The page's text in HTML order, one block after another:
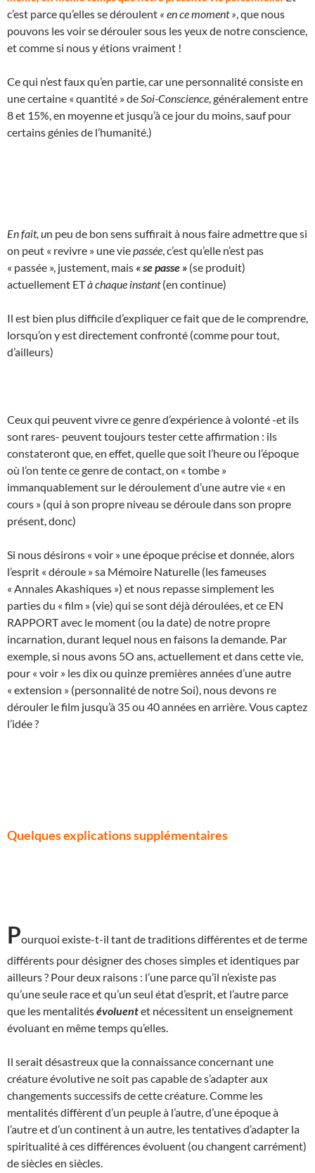
c’est parce qu’elles se déroulent « en ce moment » , que nous
pouvons les voir se dérouler sous les yeux de notre conscience,
et comme si nous y étions vraiment !
Ce qui n’est faux qu’en partie, car une personnalité consiste en
une certaine « quantité » de Soi-Conscience , généralement entre
8 et 15%, en moyenne et jusqu’à ce jour du moins, sauf pour
certains génies de l’humanité.)
En fait, un peu de bon sens suffirait à nous faire admettre que si
on peut « revivre » une viepassée , c’est qu’elle n’est pas
« passée », justement, mais « se passe » (se produit)
actuellement ETà chaque instant(en continue)
Il est bien plus difficile d’expliquer ce fait que de le comprendre,
lorsqu’on y est directement confronté (comme pour tout,
d’ailleurs)
Ceux qui peuvent vivre ce genre d’expérience à volonté -et ils
sont rares- peuvent toujours tester cette affirmation : ils
constateront que, en effet, quelle que soit l’heure ou l’époque
où l’on tente ce genre de contact, on « tombe »
immanquablement sur le déroulement d’une autre vie « en
cours » (qui à son propre niveau se déroule dans son propre
présent, donc)
Si nous désirons « voir » une époque précise et donnée, alors
l’esprit « déroule » sa Mémoire Naturelle (les fameuses
« Annales Akashiques ») et nous repasse simplement les
parties du « film » (vie) qui se sont déjà déroulées, et ce EN
RAPPORT avec le moment (ou la date) de notre propre
incarnation, durant lequel nous en faisons la demande. Par
exemple, si nous avons 5O ans, actuellement et dans cette vie,
pour « voir » les dix ou quinze premières années d’une autre
« extension » (personnalité de notre Soi), nous devons re
dérouler le film jusqu’à 35 ou 40 années en arrière. Vous captez
l’idée ?
Quelques explications supplémentaires
Pourquoi existe-t-il tant de traditions différentes et de terme
différents pour désigner des choses simples et identiques par
ailleurs ? Pour deux raisons : l’une parce qu’il n’existe pas
qu’une seule race et qu’un seul état d’esprit, et l’autre parce
que les mentalitésévoluentet nécessitent un enseignement
évoluant en même temps qu’elles.
Il serait désastreux que la connaissance concernant une
créature évolutive ne soit pas capable de s’adapter aux
changements successifs de cette créature. Comme les
mentalités diffèrent d’un peuple à l’autre, d’une époque à
l’autre et d’un continent à un autre, les tentatives d’adapter la
spiritualité à ces différences évoluent (ou changent carrément)
de siècles en siècles.